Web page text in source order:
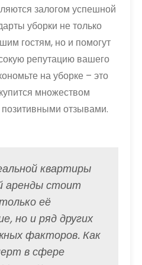
залогом успешной
уборки не только
гостям, но и помогут
репутацию вашего
на уборке – это
множеством
отзывами.
квартиры
аренды стоит
её
но и ряд других
факторов. Как
в сфере